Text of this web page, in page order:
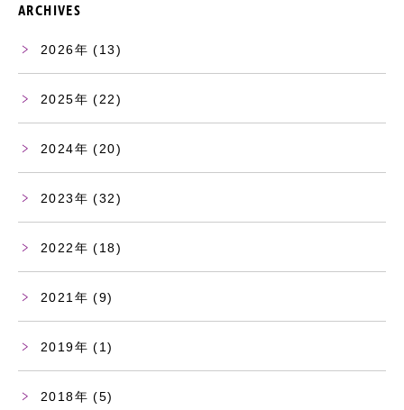
ARCHIVES
2026 (13)
2025 (22)
2024 (20)
2023 (32)
2022 (18)
2021 (9)
2019 (1)
2018 (5)